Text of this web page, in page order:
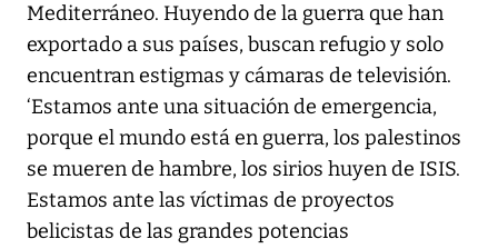
Mediterráneo. Huyendo de la guerra que han
exportado a sus países, buscan refugio y solo
encuentran estigmas y cámaras de televisión.
‘Estamos ante una situación de emergencia,
porque el mundo está en guerra, los palestinos
se mueren de hambre, los sirios huyen de ISIS.
Estamos ante las víctimas de proyectos
belicistas de las grandes potencias